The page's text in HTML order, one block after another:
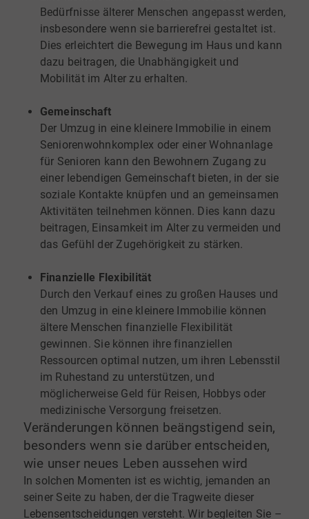
Bedürfnisse älterer Menschen angepasst werden,
insbesondere wenn sie barrierefrei gestaltet ist.
Dies erleichtert die Bewegung im Haus und kann
dazu beitragen, die Unabhängigkeit und
Mobilität im Alter zu erhalten.
Gemeinschaft
Der Umzug in eine kleinere Immobilie in einem
Seniorenwohnkomplex oder einer Wohnanlage
für Senioren kann den Bewohnern Zugang zu
einer lebendigen Gemeinschaft bieten, in der sie
soziale Kontakte knüpfen und an gemeinsamen
Aktivitäten teilnehmen können. Dies kann dazu
beitragen, Einsamkeit im Alter zu vermeiden und
das Gefühl der Zugehörigkeit zu stärken.
Finanzielle Flexibilität
Durch den Verkauf eines zu großen Hauses und
den Umzug in eine kleinere Immobilie können
ältere Menschen finanzielle Flexibilität
gewinnen. Sie können ihre finanziellen
Ressourcen optimal nutzen, um ihren Lebensstil
im Ruhestand zu unterstützen, und
möglicherweise Geld für Reisen, Hobbys oder
medizinische Versorgung freisetzen.
Veränderungen können beängstigend sein,
besonders wenn sie darüber entscheiden,
wie unser neues Leben aussehen wird
In solchen Momenten ist es wichtig, jemanden an
seiner Seite zu haben, der die Tragweite dieser
Lebensentscheidungen versteht. Wir begleiten Sie –